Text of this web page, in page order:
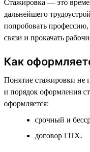
Стажировка — это
дальнейшего
попробовать
связи и прокачать
Как
Понятие стажировки не
и порядок оформления
оформляется:
срочный и
договор ГПХ.